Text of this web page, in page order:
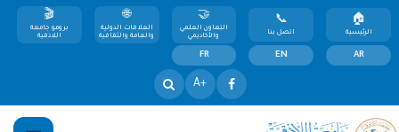
الرئيسية اتصل بنا
التعاون العلمي
والأكاديمي
العلاقات الدولية
والعامة والثقافية
برومو جامعة
اللاذقية
AR
EN
FR
+A